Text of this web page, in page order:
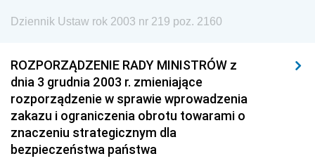
Dziennik Ustaw rok 2003 nr 219 poz. 2160
ROZPORZĄDZENIE RADY MINISTRÓW z
dnia 3 grudnia 2003 r. zmieniające
rozporządzenie w sprawie wprowadzenia
zakazu i ograniczenia obrotu towarami o
znaczeniu strategicznym dla
bezpieczeństwa państwa